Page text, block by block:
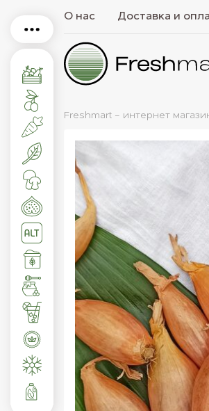
О нас Доставка и
Freshmart - интернет